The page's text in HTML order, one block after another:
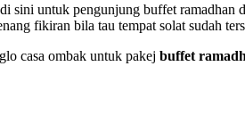
sini untuk pengunjung buffet
fikiran bila tau tempat solat sudah
casa ombak untuk pakej buffet